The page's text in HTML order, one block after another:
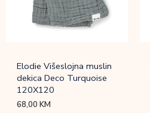
Elodie Višeslojna muslin
dekica Deco Turquoise
120X120
68,00KM